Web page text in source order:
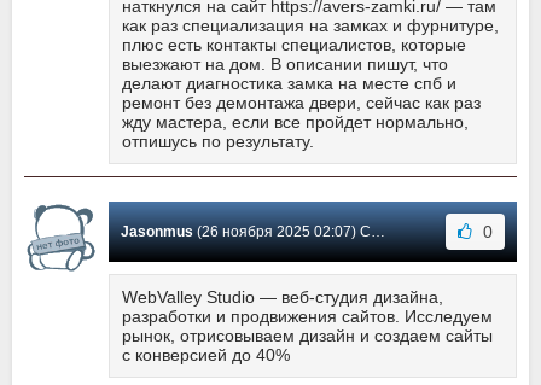
наткнулся на сайт https://avers-zamki.ru/ — там
как раз специализация на замках и фурнитуре,
плюс есть контакты специалистов, которые
выезжают на дом. В описании пишут, что
делают диагностика замка на месте спб и
ремонт без демонтажа двери, сейчас как раз
жду мастера, если все пройдет нормально,
отпишусь по результату.
Jasonmus(26 ноября 2025 02:07) Сообщение #13 0
WebValley Studio — веб-студия дизайна,
разработки и продвижения сайтов. Исследуем
рынок, отрисовываем дизайн и создаем сайты
с конверсией до 40%